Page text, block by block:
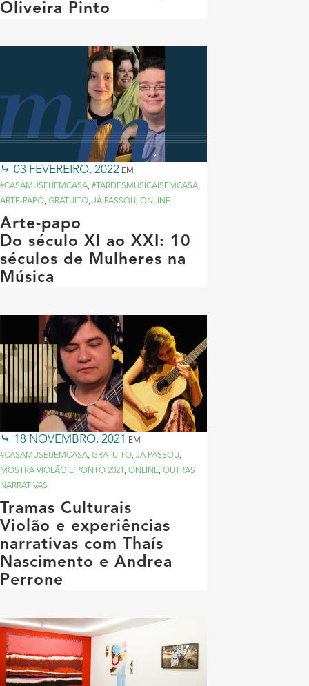
Oliveira Pinto
03 FEVEREIRO, 2022 EM
#CASAMUSEUEMCASA, #TARDESMUSICAISEMCASA,
ARTE-PAPO, GRATUITO, JÁ PASSOU, ONLINE
Arte-papo
Do século XI ao XXI: 10
séculos de Mulheres na
Música
18 NOVEMBRO, 2021
EM
#CASAMUSEUEMCASA, GRATUITO, JÁ PASSOU,
MOSTRA VIOLÃO E PONTO 2021 , ONLINE, OUTRAS
NARRATIVAS
Tramas Culturais
Violão e experiências
narrativas com Thaís
Nascimento e Andrea
Perrone